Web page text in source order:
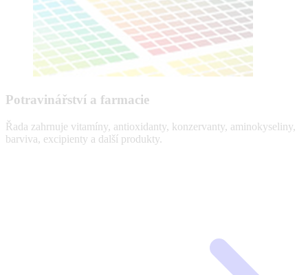
Potravinářství a farmacie
Řada zahrnuje vitamíny, antioxidanty, konzervanty, aminokyseliny,
barviva, excipienty a další produkty.